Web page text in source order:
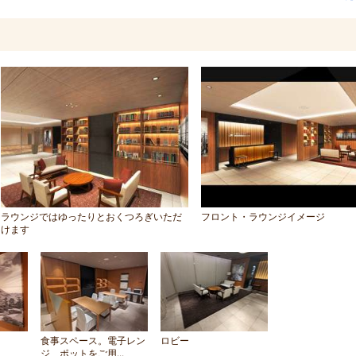
ラウンジではゆったりとおくつろぎいただ
けます
フロント・ラウンジイメージ
食事スペース。電子レン
ジ、ポットをご用...
ロビー